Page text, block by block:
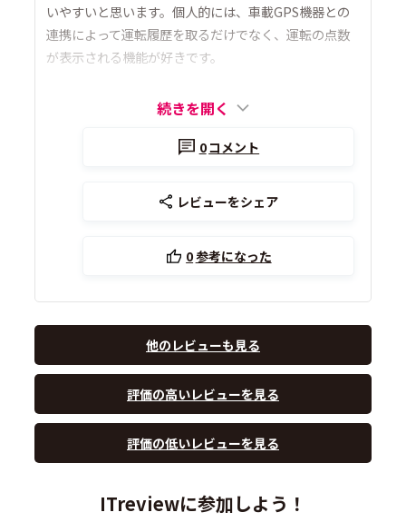
いやすいと思います。個人的には、車載GPS機器との
連携によって運転履歴を取るだけでなく、運転の点数
が表示される機能が好きです。
続きを開く
0コメント
レビューをシェア
0参考になった
他のレビューも見る
評価の高いレビューを見る
評価の低いレビューを見る
ITreviewに参加しよう！